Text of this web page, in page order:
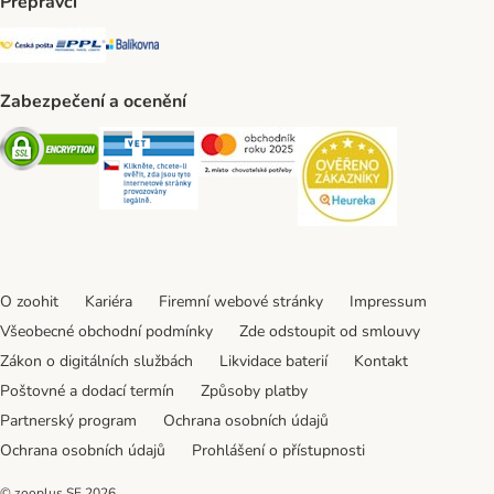
Česká pošta Shipping Method
PPL Shipping Method
Balíkovna Shipping Method
Zabezpečení a ocenění
Security Security Security
O zoohit Kariéra Firemní webové stránky
Impressum
Všeobecné obchodní podmínky
Zde odstoupit od smlouvy
Zákon o digitálních službách
Likvidace baterií
Kontakt
Poštovné a dodací termín
Způsoby platby
Partnerský program
Ochrana osobních údajů
Ochrana osobních údajů
Prohlášení o přístupnosti